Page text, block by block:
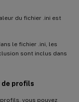
du fichier .ini est
le fichier .ini, les
sont inclus dans
de profils
vous pouvez